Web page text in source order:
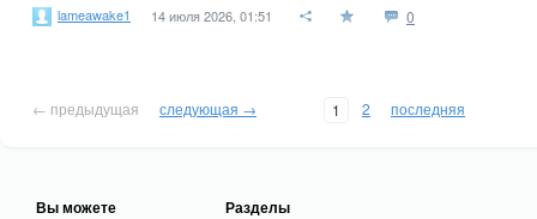
lameawake1 14 июля 2026, 01:51 0
← предыдущая следующая → 1 2 последняя
Вы можете Разделы